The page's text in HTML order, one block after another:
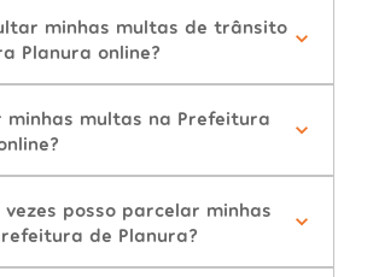
minhas multas de trânsito
Planura online?
minhas multas na Prefeitura
vezes posso parcelar minhas
de Planura?